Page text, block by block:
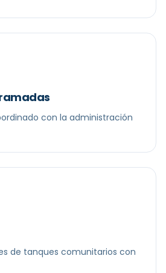
con la administración
de tanques comunitarios con